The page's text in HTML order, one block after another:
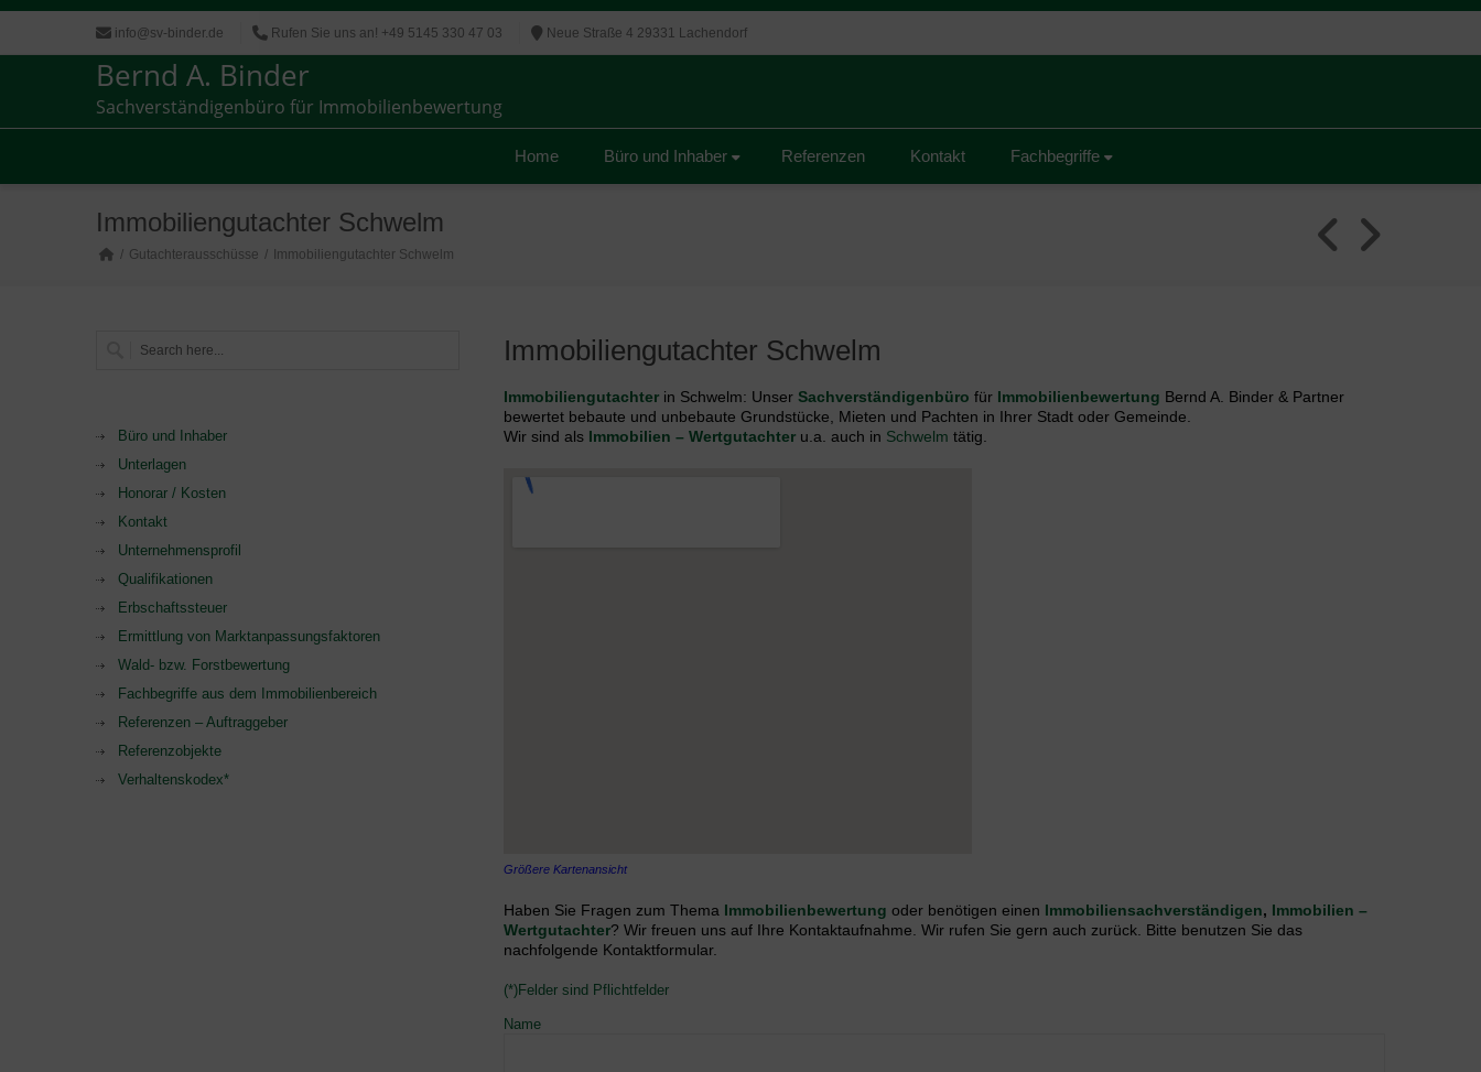
info@sv-binder.de Rufen Sie uns an! +49 5145 330 47 03 Neue Straße 4 29331 Lachendorf
Bernd A. Binder
Sachverständigenbüro für Immobilienbewertung
Home Büro und Inhaber Referenzen Kontakt Fachbegriffe
Immobiliengutachter Schwelm
Gutachterausschüsse Immobiliengutachter Schwelm
Immobiliengutachter Schwelm
Immobiliengutachter in Schwelm: Unser Sachverständigenbüro für Immobilienbewertung Bernd A. Binder & Partner
bewertet bebaute und unbebaute Grundstücke, Mieten und Pachten in Ihrer Stadt oder Gemeinde.
Wir sind als Immobilien – Wertgutachter u.a. auch in Schwelm tätig.
Größere Kartenansicht
Haben Sie Fragen zum Thema Immobilienbewertung oder benötigen einen Immobiliensachverständigen, Immobilien –
Wertgutachter? Wir freuen uns auf Ihre Kontaktaufnahme. Wir rufen Sie gern auch zurück. Bitte benutzen Sie das
nachfolgende Kontaktformular.
(*)Felder sind Pflichtfelder
Name
Büro und Inhaber
Unterlagen
Honorar / Kosten
Kontakt
Unternehmensprofil
Qualifikationen
Erbschaftssteuer
Ermittlung von Marktanpassungsfaktoren
Wald- bzw. Forstbewertung
Fachbegriffe aus dem Immobilienbereich
Referenzen – Auftraggeber
Referenzobjekte
Verhaltenskodex*